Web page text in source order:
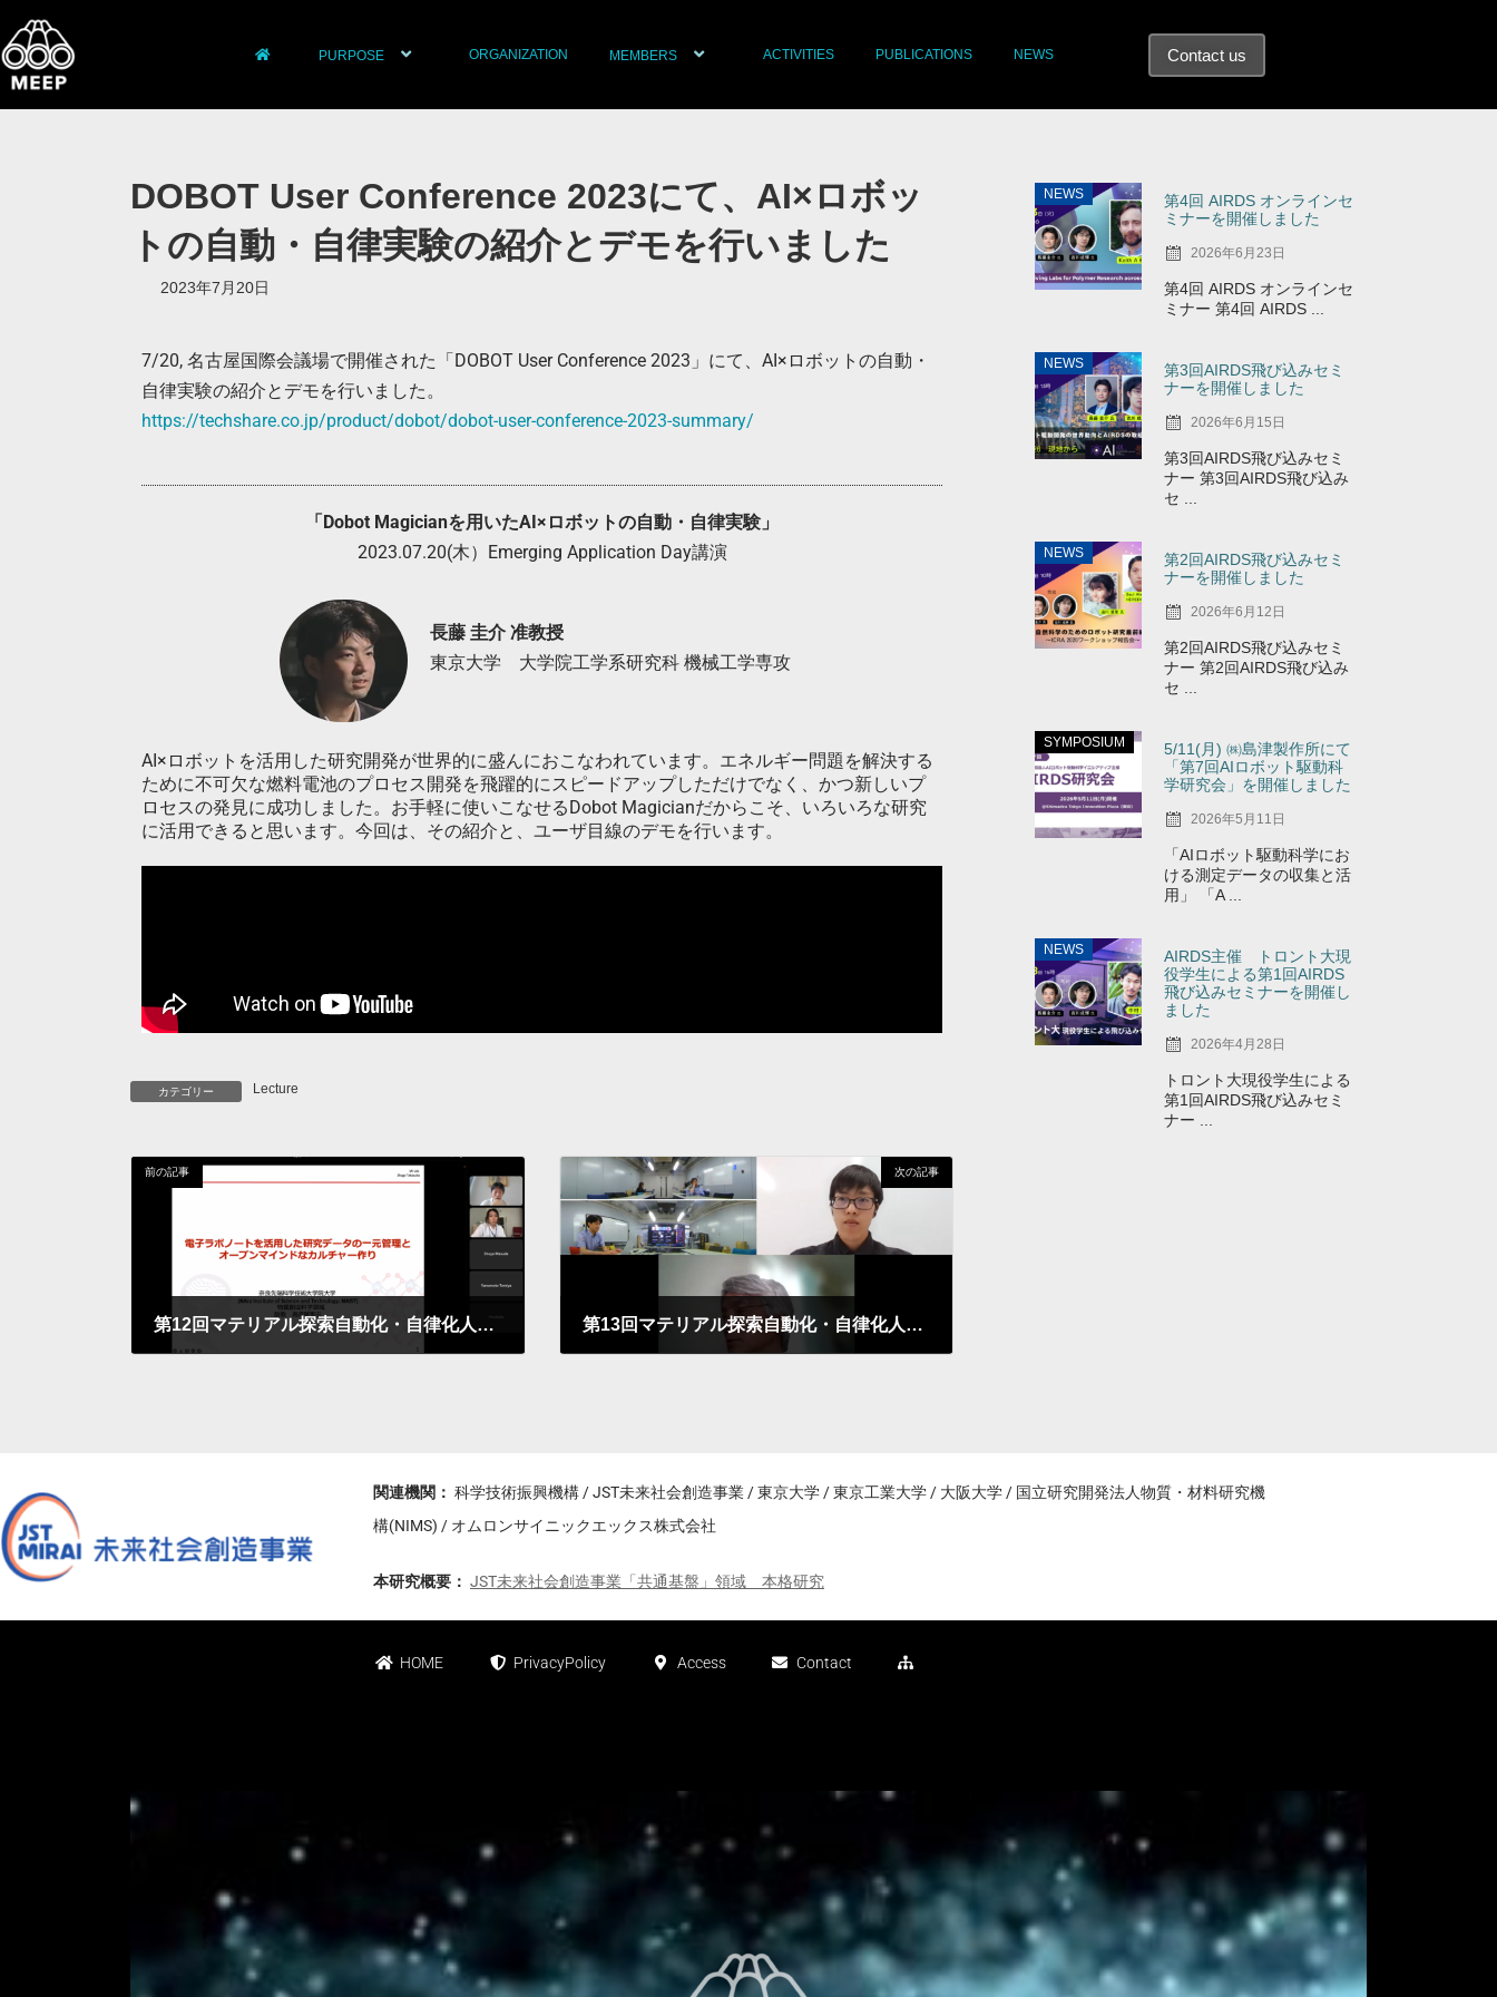
PURPOSE ORGANIZATION MEMBERS ACTIVITIES PUBLICATIONS NEWS Contact us
DOBOT User Conference 2023にて、AI×ロボッ
トの自動・自律実験の紹介とデモを行いました
2023年7月20日
7/20, 名古屋国際会議場で開催された「DOBOT User Conference 2023」にて、AI×ロボットの自動・
自律実験の紹介とデモを行いました。
https://techshare.co.jp/product/dobot/dobot-user-conference-2023-summary/
「Dobot Magicianを用いたAI×ロボットの自動・自律実験」
2023.07.20(木）Emerging Application Day講演
長藤 圭介 准教授
東京大学 大学院工学系研究科 機械工学専攻
AI×ロボットを活用した研究開発が世界的に盛んにおこなわれています。エネルギー問題を解決する
ために不可欠な燃料電池のプロセス開発を飛躍的にスピードアップしただけでなく、かつ新しいプ
ロセスの発見に成功しました。お手軽に使いこなせるDobot Magicianだからこそ、いろいろな研究
に活用できると思います。今回は、その紹介と、ユーザ目線のデモを行います。
カテゴリー Lecture
前の記事
第12回マテリアル探索自動化・自律化人材育成セミナーを開催しました
次の記事
第13回マテリアル探索自動化・自律化人材育成セミナーを開催しました
NEWS
第4回 AIRDS オンラインセ
ミナーを開催しました
2026年6月23日
第4回 AIRDS オンラインセ
ミナー 第4回 AIRDS ...
NEWS
第3回AIRDS飛び込みセミ
ナーを開催しました
2026年6月15日
第3回AIRDS飛び込みセミ
ナー 第3回AIRDS飛び込み
セ ...
NEWS
第2回AIRDS飛び込みセミ
ナーを開催しました
2026年6月12日
第2回AIRDS飛び込みセミ
ナー 第2回AIRDS飛び込み
セ ...
SYMPOSIUM
5/11(月) ㈱島津製作所にて
「第7回AIロボット駆動科
学研究会」を開催しました
2026年5月11日
「AIロボット駆動科学にお
ける測定データの収集と活
用」 「A ...
NEWS
AIRDS主催 トロント大現
役学生による第1回AIRDS
飛び込みセミナーを開催し
ました
2026年4月28日
トロント大現役学生による
第1回AIRDS飛び込みセミ
ナー ...
関連機関： 科学技術振興機構 / JST未来社会創造事業 / 東京大学 / 東京工業大学 / 大阪大学 / 国立研究開発法人物質・材料研究機
構(NIMS) / オムロンサイニックエックス株式会社
本研究概要： JST未来社会創造事業「共通基盤」領域 本格研究
HOME PrivacyPolicy Access Contact